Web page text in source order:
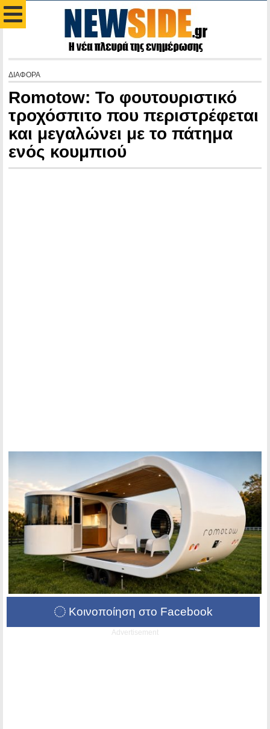
ΔΙΑΦΟΡΑ
Romotow: Το φουτουριστικό
τροχόσπιτο που περιστρέφεται
και μεγαλώνει με το πάτημα
ενός κουμπιού
Κοινοποίηση στο Facebook
Advertisement